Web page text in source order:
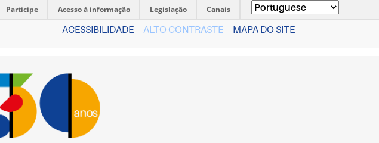
Participe Acesso à informação Legislação Canais
ACESSIBILIDADE ALTO CONTRASTE MAPA DO SITE